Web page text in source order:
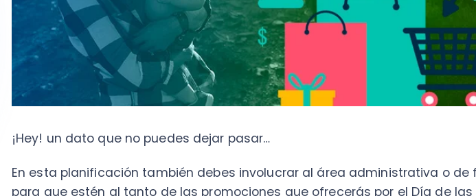
es muy importante que se haga unregistro de las ventas, si es de forma
automatizada, mejor aún.
Plan de marketing y ventas: 7 aspectos claves para que sea exitoso
Otro aspecto importante, es que esta promoción vaya acompañada de frases que
conecten con la emoción que genera esta fecha tanto para los hijos como las
día de las madres.